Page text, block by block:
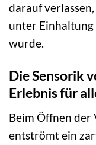
darauf
unter
wurde.
Die Sensorik
Erlebnis für
Beim Öffnen der
entströmt ein